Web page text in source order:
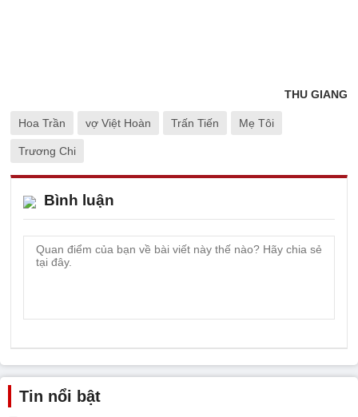
THU GIANG
Hoa Trần vợ Việt Hoàn Trấn Tiến Mẹ Tôi
Trương Chi
Bình luận
Tin nổi bật